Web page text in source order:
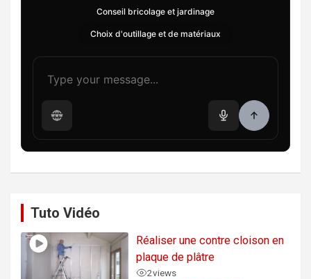
Conseil bricolage et jardinage
Choix d'outillage et de matériaux
Tuto Vidéo
Réaliser une contre cloison en
plaque de plâtre
2views